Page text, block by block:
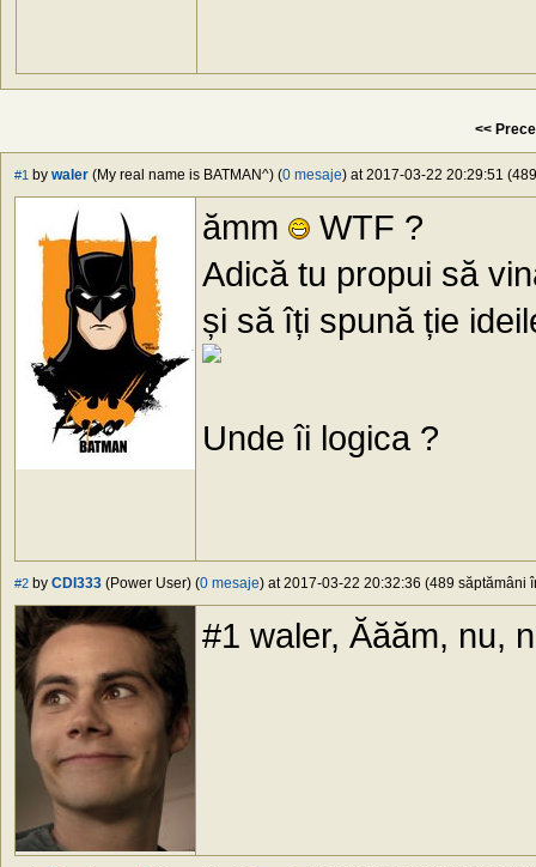
<<
#1 by waler (My real name is BATMAN^) (0 mesaje) at 2017-03-22 20:29:51
ămm
WTF ?
Adică tu propui să
și să îți spună ție
Unde îi logica ?
#2 by CDI333 (Power User) (0 mesaje) at 2017-03-22 20:32:36 (489 săptămâni
#1 waler, Ăăăm, nu,